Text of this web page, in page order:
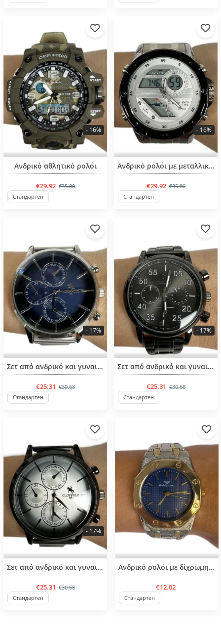
Ανδρικό αθλητικό ρολόι
€29.92 €35.80
- 16%
Стандартен
Ανδρικό ρολόι με μεταλλική αλυσίδα
€29.92 €35.80
- 16%
Стандартен
Σετ από ανδρικό και γυναικείο ρολοί
€25.31 €30.68
- 17%
Стандартен
Σετ από ανδρικό και γυναικείο ρολοί
€25.31 €30.68
- 17%
Стандартен
Σετ από ανδρικό και γυναικείο ρολοί
€25.31 €30.68
- 17%
Стандартен
BESTSELLERΑνδρικό ρολόι με δίχρωμη μεταλλική αλυσίδα
€12.02
Стандартен